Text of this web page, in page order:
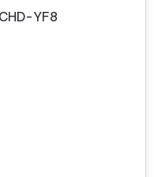
YF8